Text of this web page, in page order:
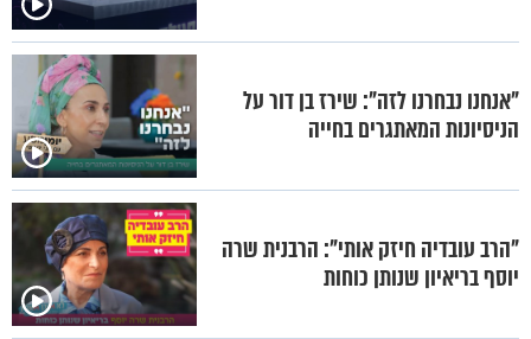
"אנחנו נבחרנו לזה": שירז בן דור על
הניסיונות המאתגרים בחייה
"הרב עובדיה חיזק אותי": הרבנית שרה
יוסף בריאיון שנותן כוחות